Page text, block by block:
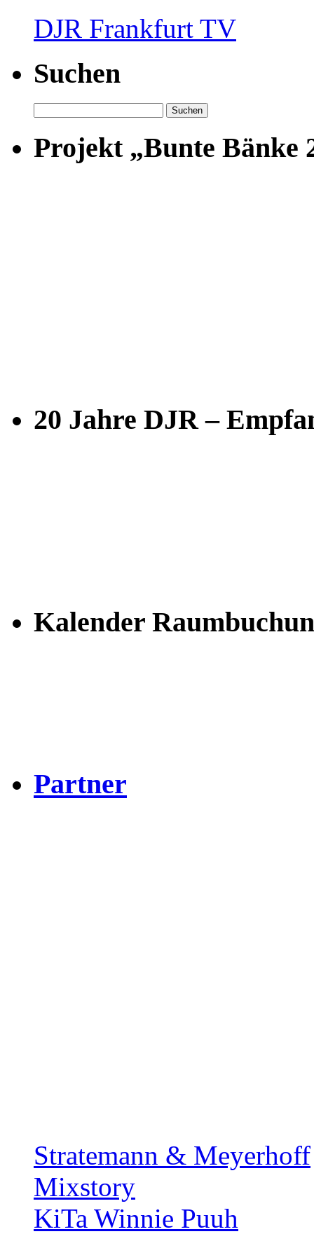
DJR Frankfurt TV
Suchen
nach:
Projekt „Bunte Bänke
20 Jahre DJR –
Kalender
Partner
Stratemann & Meyerhoff
Mixstory
KiTa Winnie Puuh